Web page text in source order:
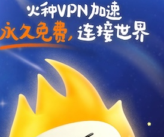
支持[0] 反对[0]
支持[0] 反对[0]